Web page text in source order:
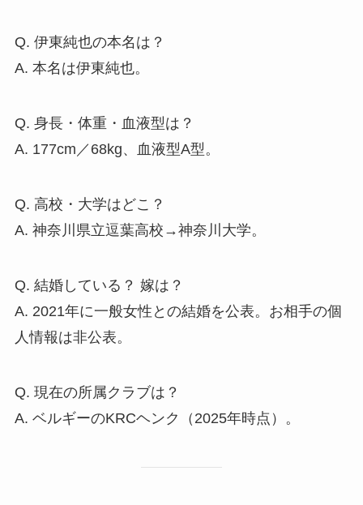
Q. 伊東純也の本名は？
A. 本名は伊東純也。
Q. 身長・体重・血液型は？
A. 177cm／68kg、血液型A型。
Q. 高校・大学はどこ？
A. 神奈川県立逗葉高校→神奈川大学。
Q. 結婚している？ 嫁は？
A. 2021年に一般女性との結婚を公表。お相手の個
人情報は非公表。
Q. 現在の所属クラブは？
A. ベルギーのKRCヘンク（2025年時点）。